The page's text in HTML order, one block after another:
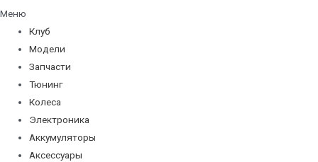
Меню
Клуб
Модели
Запчасти
Тюнинг
Колеса
Электроника
Аккумуляторы
Аксессуары